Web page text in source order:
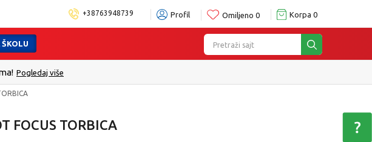
+38763948739 Profil Omiljeno 0 Korpa 0
Pretraži sajt
ŠKOLU
i preuzmite u prodavnici po Vašem izboru
FOCUS TORBICA